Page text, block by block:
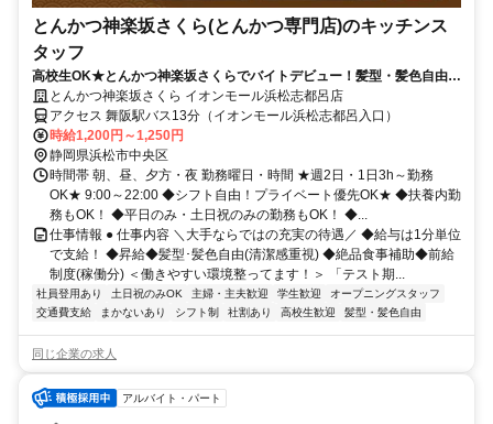
とんかつ神楽坂さくら(とんかつ専門店)のキッチンス
タッフ
高校生OK★とんかつ神楽坂さくらでバイトデビュー！髪型・髪色自由★
食事補助有★履歴書不要
とんかつ神楽坂さくら イオンモール浜松志都呂店
アクセス 舞阪駅バス13分（イオンモール浜松志都呂入口）
時給1,200円～1,250円
静岡県浜松市中央区
時間帯 朝、昼、夕方・夜 勤務曜日・時間 ★週2日・1日3h～勤務
OK★ 9:00～22:00 ◆シフト自由！プライベート優先OK★ ◆扶養内勤
務もOK！ ◆平日のみ・土日祝のみの勤務もOK！ ◆...
仕事情報 ● 仕事内容 ＼大手ならではの充実の待遇／ ◆給与は1分単位
で支給！ ◆昇給◆髪型･髪色自由(清潔感重視) ◆絶品食事補助◆前給
制度(稼働分) ＜働きやすい環境整ってます！＞ 「テスト期...
社員登用あり 土日祝のみOK 主婦・主夫歓迎 学生歓迎
オープニングスタッフ
交通費支給
まかないあり シフト制 社割あり 高校生歓迎 髪型・髪色自由
同じ企業の求人
アルバイト・パート